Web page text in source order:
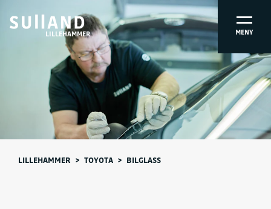
LILLEHAMMER MENY
LILLEHAMMER > TOYOTA > BILGLASS